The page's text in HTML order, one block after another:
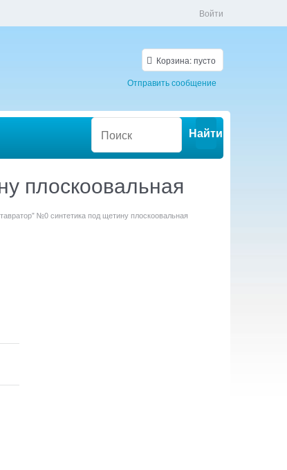
Войти
Корзина:пусто
Отправить сообщение
Найти
плоскоовальная
№0 синтетика под щетину плоскоовальная